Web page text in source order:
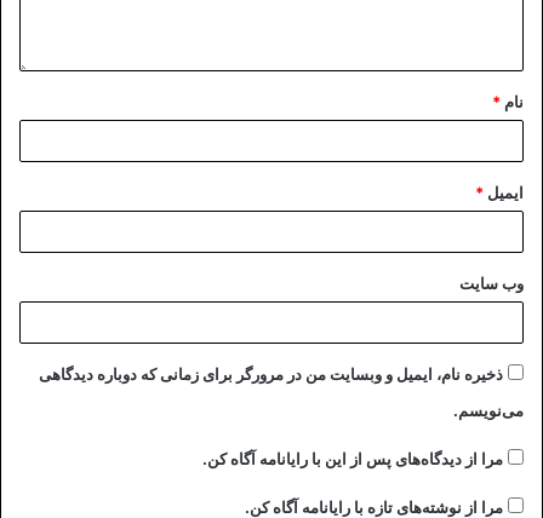
نام *
ایمیل *
وب‌ سایت
ذخیره نام، ایمیل و وبسایت من در مرورگر برای زمانی که دوباره دیدگاهی
می‌نویسم.
مرا از دیدگاه‌های پس از این با رایانامه آگاه کن.
مرا از نوشته‌های تازه با رایانامه آگاه کن.